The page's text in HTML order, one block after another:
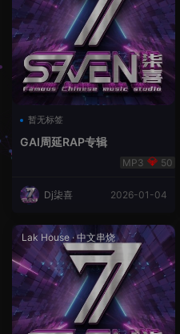
暂无标签
GAI周延RAP专辑
50
Dj柒喜 2026-01-04
Lak House·中文串烧